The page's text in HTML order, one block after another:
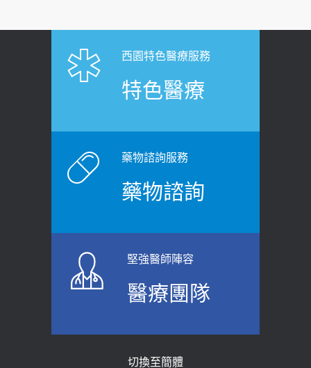
健康肛門痛都是痔瘡?醫談瘍瘍瘻管與肛
裂差異 逾50歲民眾可做1事
原則避免血糖血壓飆高
2026-06-08
上班常待在冷氣房？小心泌尿道感染
醫示警：1病症嚴重恐喪命
「落枕」不要大力按脖子！ 1招「伸
展運動」預防落枕
老後睡不好、夜間易跌倒
2021-03-05
骨科魏志定主任接受專訪 【年代電視
質密度檢查！醫：注意5重點可逆轉
西園特色醫療服務
特色醫療
藥物諮詢服務
藥物諮詢
堅強醫師陣容
醫療團隊
切換至簡體